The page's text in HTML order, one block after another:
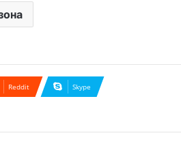
Reddit Skype